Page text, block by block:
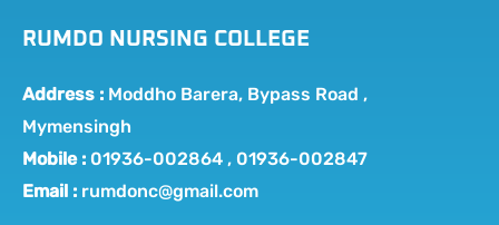
RUMDO NURSING COLLEGE
Address : Moddho Barera, Bypass Road ,
Mymensingh
Mobile : 01936-002864 , 01936-002847
Email : rumdonc@gmail.com